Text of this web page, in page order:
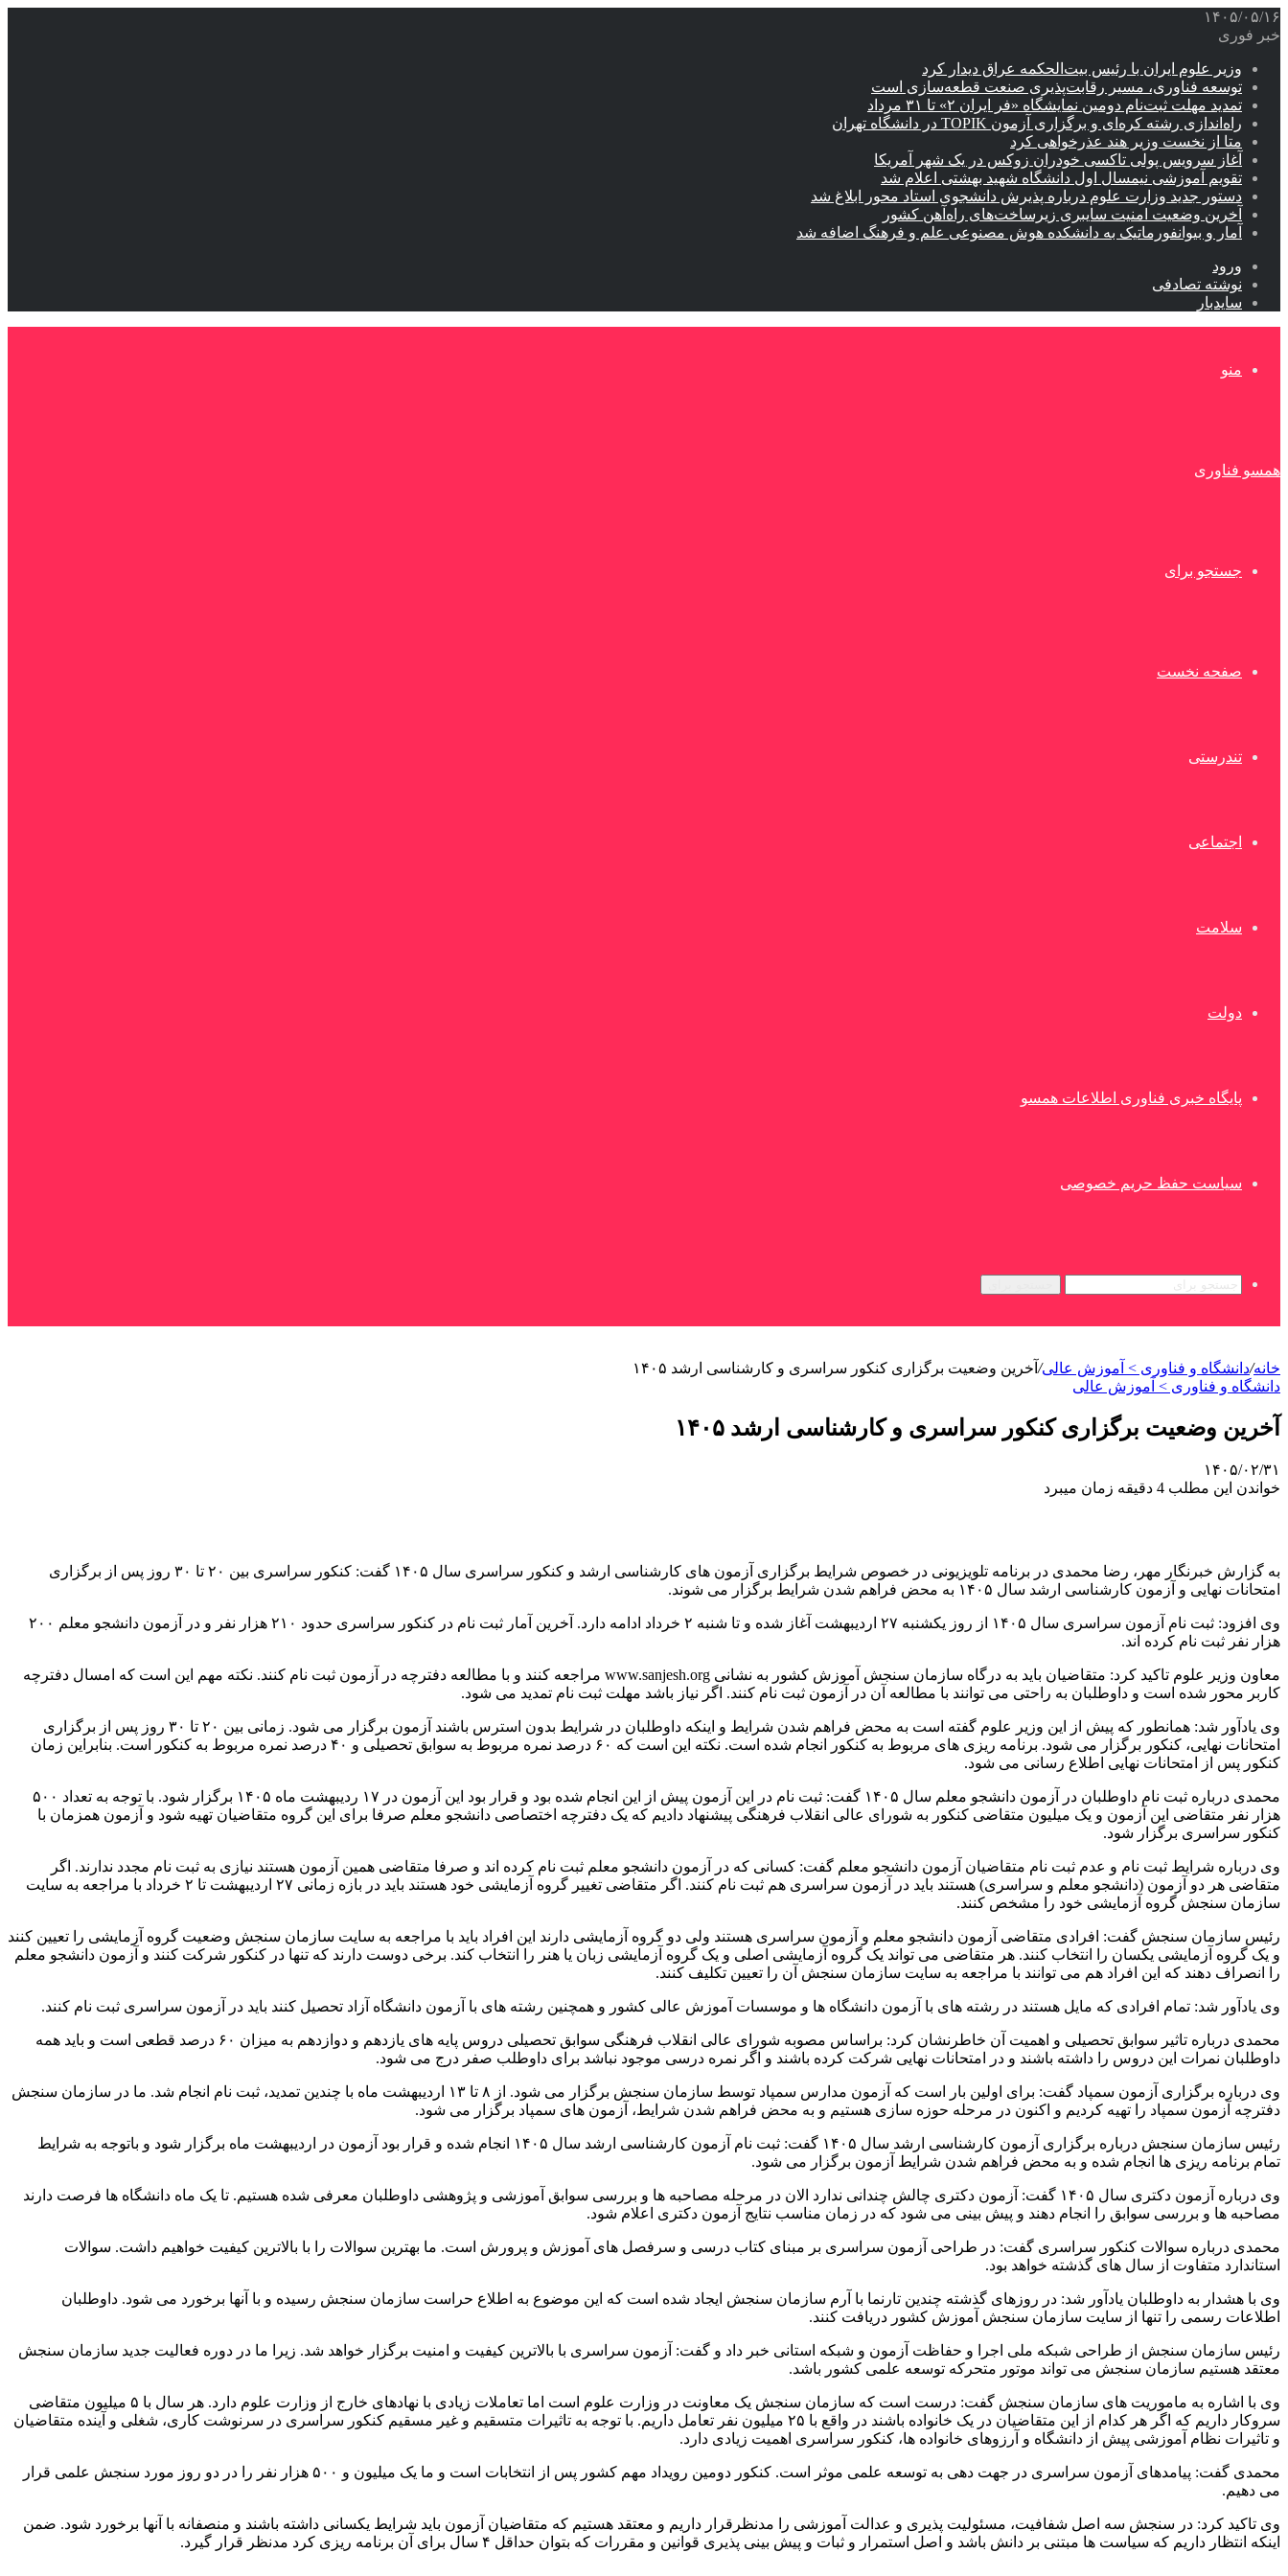
۱۴۰۵/۰۵/۱۶
خبر فوری
وزیر علوم ایران با رئیس بیت‌الحکمه عراق دیدار کرد
توسعه فناوری، مسیر رقابت‌پذیری صنعت قطعه‌سازی است
تمدید مهلت ثبت‌نام دومین نمایشگاه «فر ایران ۲» تا ۳۱ مرداد
راه‌اندازی رشته کره‌ای و برگزاری آزمون TOPIK در دانشگاه تهران
متا از نخست وزیر هند عذرخواهی کرد
آغاز سرویس پولی تاکسی خودران زوکس در یک شهر آمریکا
تقویم آموزشی نیمسال اول دانشگاه شهید بهشتی اعلام شد
دستور جدید وزارت علوم درباره پذیرش دانشجوی استاد محور ابلاغ شد
آخرین وضعیت امنیت سایبری زیرساخت‌های راه‌آهن کشور
آمار و بیوانفورماتیک به دانشکده هوش مصنوعی علم و فرهنگ اضافه شد
ورود
نوشته تصادفی
سایدبار
منو
همسو فناوری
جستجو برای
صفحه نخست
تندرستی
اجتماعی
سلامت
دولت
پایگاه خبری فناوری اطلاعات همسو
سیاست حفظ حریم خصوصی
خانه/دانشگاه و فناوری > آموزش عالی/ آخرین وضعیت برگزاری کنکور سراسری و کارشناسی ارشد ۱۴۰۵
دانشگاه و فناوری > آموزش عالی
آخرین وضعیت برگزاری کنکور سراسری و کارشناسی ارشد ۱۴۰۵
۱۴۰۵/۰۲/۳۱
خواندن این مطلب 4 دقیقه زمان میبرد
به گزارش خبرنگار مهر، رضا محمدی در برنامه تلویزیونی در خصوص شرایط برگزاری آزمون های کارشناسی ارشد و کنکور سراسری سال ۱۴۰۵ گفت: کنکور سراسری بین ۲۰ تا ۳۰ روز پس از برگزاری
امتحانات نهایی و آزمون کارشناسی ارشد سال ۱۴۰۵ به محض فراهم شدن شرایط برگزار می شوند.
وی افزود: ثبت نام آزمون سراسری سال ۱۴۰۵ از روز یکشنبه ۲۷ اردیبهشت آغاز شده و تا شنبه ۲ خرداد ادامه دارد. آخرین آمار ثبت نام در کنکور سراسری حدود ۲۱۰ هزار نفر و در آزمون دانشجو معلم ۲۰۰
هزار نفر ثبت نام کرده اند.
معاون وزیر علوم تاکید کرد: متقاضیان باید به درگاه سازمان سنجش آموزش کشور به نشانی www.sanjesh.org مراجعه کنند و با مطالعه دفترچه در آزمون ثبت نام کنند. نکته مهم این است که امسال دفترچه
کاربر محور شده است و داوطلبان به راحتی می توانند با مطالعه آن در آزمون ثبت نام کنند. اگر نیاز باشد مهلت ثبت نام تمدید می شود.
وی یادآور شد: همانطور که پیش از این وزیر علوم گفته است به محض فراهم شدن شرایط و اینکه داوطلبان در شرایط بدون استرس باشند آزمون برگزار می شود. زمانی بین ۲۰ تا ۳۰ روز پس از برگزاری
امتحانات نهایی، کنکور برگزار می شود. برنامه ریزی های مربوط به کنکور انجام شده است. نکته این است که ۶۰ درصد نمره مربوط به سوابق تحصیلی و ۴۰ درصد نمره مربوط به کنکور است. بنابراین زمان
کنکور پس از امتحانات نهایی اطلاع رسانی می شود.
محمدی درباره ثبت نام داوطلبان در آزمون دانشجو معلم سال ۱۴۰۵ گفت: ثبت نام در این آزمون پیش از این انجام شده بود و قرار بود این آزمون در ۱۷ ردیبهشت ماه ۱۴۰۵ برگزار شود. با توجه به تعداد ۵۰۰
هزار نفر متقاضی این آزمون و یک میلیون متقاضی کنکور به شورای عالی انقلاب فرهنگی پیشنهاد دادیم که یک دفترچه اختصاصی دانشجو معلم صرفا برای این گروه متقاضیان تهیه شود و آزمون همزمان با
کنکور سراسری برگزار شود.
وی درباره شرایط ثبت نام و عدم ثبت نام متقاضیان آزمون دانشجو معلم گفت: کسانی که در آزمون دانشجو معلم ثبت نام کرده اند و صرفا متقاضی همین آزمون هستند نیازی به ثبت نام مجدد ندارند. اگر
متقاضی هر دو آزمون (دانشجو معلم و سراسری) هستند باید در آزمون سراسری هم ثبت نام کنند. اگر متقاضی تغییر گروه آزمایشی خود هستند باید در بازه زمانی ۲۷ اردیبهشت تا ۲ خرداد با مراجعه به سایت
سازمان سنجش گروه آزمایشی خود را مشخص کنند.
رئیس سازمان سنجش گفت: افرادی متقاضی آزمون دانشجو معلم و آزمون سراسری هستند ولی دو گروه آزمایشی دارند این افراد باید با مراجعه به سایت سازمان سنجش وضعیت گروه آزمایشی را تعیین کنند
و یک گروه آزمایشی یکسان را انتخاب کنند. هر متقاضی می تواند یک گروه آزمایشی اصلی و یک گروه آزمایشی زبان یا هنر را انتخاب کند. برخی دوست دارند که تنها در کنکور شرکت کنند و آزمون دانشجو معلم
را انصراف دهند که این افراد هم می توانند با مراجعه به سایت سازمان سنجش آن را تعیین تکلیف کنند.
وی یادآور شد: تمام افرادی که مایل هستند در رشته های با آزمون دانشگاه ها و موسسات آموزش عالی کشور و همچنین رشته های با آزمون دانشگاه آزاد تحصیل کنند باید در آزمون سراسری ثبت نام کنند.
محمدی درباره تاثیر سوابق تحصیلی و اهمیت آن خاطرنشان کرد: براساس مصوبه شورای عالی انقلاب فرهنگی سوابق تحصیلی دروس پایه های یازدهم و دوازدهم به میزان ۶۰ درصد قطعی است و باید همه
داوطلبان نمرات این دروس را داشته باشند و در امتحانات نهایی شرکت کرده باشند و اگر نمره درسی موجود نباشد برای داوطلب صفر درج می شود.
وی درباره برگزاری آزمون سمپاد گفت: برای اولین بار است که آزمون مدارس سمپاد توسط سازمان سنجش برگزار می شود. از ۸ تا ۱۳ اردیبهشت ماه با چندین تمدید، ثبت نام انجام شد. ما در سازمان سنجش
دفترچه آزمون سمپاد را تهیه کردیم و اکنون در مرحله حوزه سازی هستیم و به محض فراهم شدن شرایط، آزمون های سمپاد برگزار می شود.
رئیس سازمان سنجش درباره برگزاری آزمون کارشناسی ارشد سال ۱۴۰۵ گفت: ثبت نام آزمون کارشناسی ارشد سال ۱۴۰۵ انجام شده و قرار بود آزمون در اردیبهشت ماه برگزار شود و باتوجه به شرایط
تمام برنامه ریزی ها انجام شده و به محض فراهم شدن شرایط آزمون برگزار می شود.
وی درباره آزمون دکتری سال ۱۴۰۵ گفت: آزمون دکتری چالش چندانی ندارد الان در مرحله مصاحبه ها و بررسی سوابق آموزشی و پژوهشی داوطلبان معرفی شده هستیم. تا یک ماه دانشگاه ها فرصت دارند
مصاحبه ها و بررسی سوابق را انجام دهند و پیش بینی می شود که در زمان مناسب نتایج آزمون دکتری اعلام شود.
محمدی درباره سوالات کنکور سراسری گفت: در طراحی آزمون سراسری بر مبنای کتاب درسی و سرفصل های آموزش و پرورش است. ما بهترین سوالات را با بالاترین کیفیت خواهیم داشت. سوالات
استاندارد متفاوت از سال های گذشته خواهد بود.
وی با هشدار به داوطلبان یادآور شد: در روزهای گذشته چندین تارنما با آرم سازمان سنجش ایجاد شده است که این موضوع به اطلاع حراست سازمان سنجش رسیده و با آنها برخورد می شود. داوطلبان
اطلاعات رسمی را تنها از سایت سازمان سنجش آموزش کشور دریافت کنند.
رئیس سازمان سنجش از طراحی شبکه ملی اجرا و حفاظت آزمون و شبکه استانی خبر داد و گفت: آزمون سراسری با بالاترین کیفیت و امنیت برگزار خواهد شد. زیرا ما در دوره فعالیت جدید سازمان سنجش
معتقد هستیم سازمان سنجش می تواند موتور متحرکه توسعه علمی کشور باشد.
وی با اشاره به ماموریت های سازمان سنجش گفت: درست است که سازمان سنجش یک معاونت در وزارت علوم است اما تعاملات زیادی با نهادهای خارج از وزارت علوم دارد. هر سال با ۵ میلیون متقاضی
سروکار داریم که اگر هر کدام از این متقاضیان در یک خانواده باشند در واقع با ۲۵ میلیون نفر تعامل داریم. با توجه به تاثیرات متسقیم و غیر مسقیم کنکور سراسری در سرنوشت کاری، شغلی و آینده متقاضیان
و تاثیرات نظام آموزشی پیش از دانشگاه و آرزوهای خانواده ها، کنکور سراسری اهمیت زیادی دارد.
محمدی گفت: پیامدهای آزمون سراسری در جهت دهی به توسعه علمی موثر است. کنکور دومین رویداد مهم کشور پس از انتخابات است و ما یک میلیون و ۵۰۰ هزار نفر را در دو روز مورد سنجش علمی قرار
می دهیم.
وی تاکید کرد: در سنجش سه اصل شفافیت، مسئولیت پذیری و عدالت آموزشی را مدنظرقرار داریم و معتقد هستیم که متقاضیان آزمون باید شرایط یکسانی داشته باشند و منصفانه با آنها برخورد شود. ضمن
اینکه انتظار داریم که سیاست ها مبتنی بر دانش باشد و اصل استمرار و ثبات و پیش بینی پذیری قوانین و مقررات که بتوان حداقل ۴ سال برای آن برنامه ریزی کرد مدنظر قرار گیرد.